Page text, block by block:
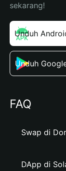
sekarang!
Unduh
Unduh
FAQ
Swap di
DApp di